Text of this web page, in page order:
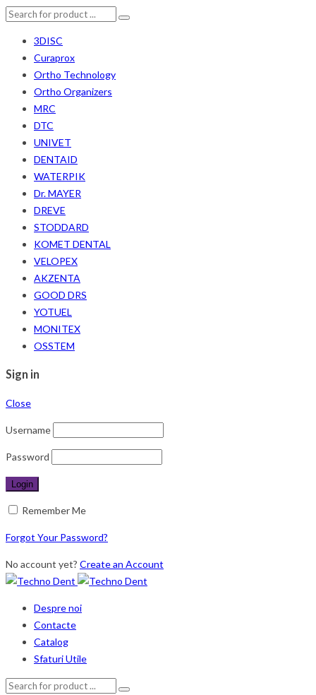
3DISC
Curaprox
Ortho Technology
Ortho Organizers
MRC
DTC
UNIVET
DENTAID
WATERPIK
Dr. MAYER
DREVE
STODDARD
KOMET DENTAL
VELOPEX
AKZENTA
GOOD DRS
YOTUEL
MONITEX
OSSTEM
Sign in
Close
Username
Password
Remember Me
Forgot Your Password?
No account yet? Create an Account
Despre noi
Contacte
Catalog
Sfaturi Utile